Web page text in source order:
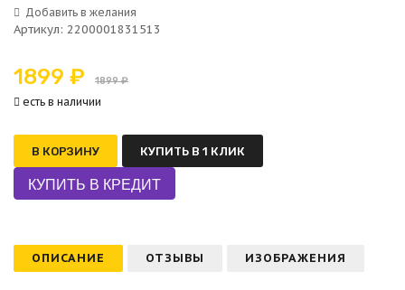
Артикул: 2200001831513
1899 ₽ 1899 ₽
есть в наличии
В КОРЗИНУ КУПИТЬ В 1 КЛИК
ОПИСАНИЕ ОТЗЫВЫ ИЗОБРАЖЕНИЯ